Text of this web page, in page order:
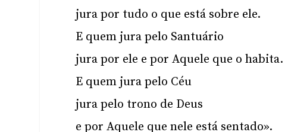
jura por tudo o que está sobre ele.
E quem jura pelo Santuário
jura por ele e por Aquele que o habita.
E quem jura pelo Céu
jura pelo trono de Deus
e por Aquele que nele está sentado».